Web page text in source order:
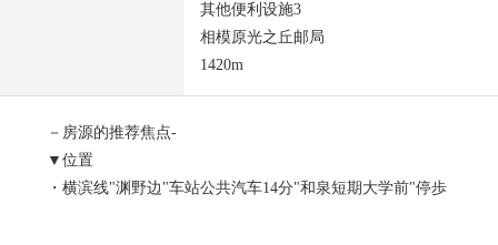
其他便利设施3
相模原光之丘邮局
1420m
－房源的推荐焦点-
▼位置
・横滨线"渊野边"车站公共汽车14分"和泉短期大学前"停歩